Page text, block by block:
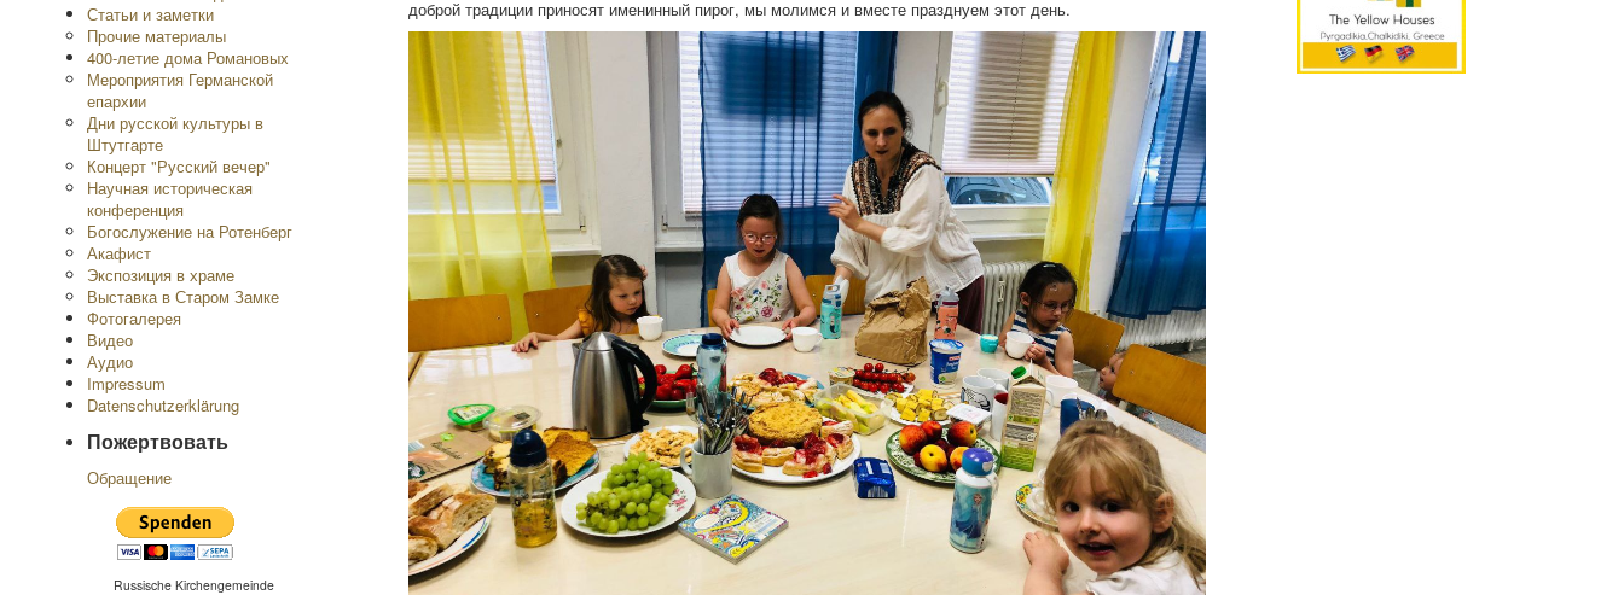
Статьи и заметки
Прочие материалы
400-летие дома Романовых
Мероприятия Германской
епархии
Дни русской культуры в
Штутгарте
Концерт "Русский вечер"
Научная историческая
конференция
Богослужение на Ротенберг
Акафист
Экспозиция в храме
Выставка в Старом Замке
Фотогалерея
Видео
Аудио
Impressum
Datenschutzerklärung
Пожертвовать
Обращение
Russische Kirchengemeinde
доброй традиции приносят именинный пирог, мы молимся и вместе празднуем этот день.